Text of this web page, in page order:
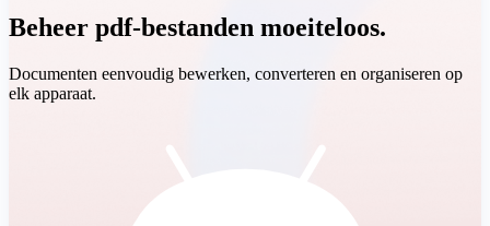
Beheer pdf-bestanden moeiteloos.
Documenten eenvoudig bewerken, converteren en organiseren op
elk apparaat.